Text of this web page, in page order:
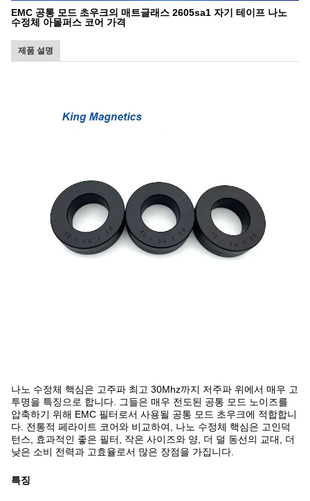
EMC 공통 모드 초우크의 매트글래스 2605sa1 자기 테이프 나노
수정체 아몰퍼스 코어 가격
제품 설명
나노 수정체 핵심은 고주파 최고 30Mhz까지 저주파 위에서 매우 고
투명을 특징으로 합니다. 그들은 매우 전도된 공통 모드 노이즈를
압축하기 위해 EMC 필터로서 사용될 공통 모드 초우크에 적합합니
다. 전통적 페라이트 코어와 비교하여, 나노 수정체 핵심은 고인덕
턴스, 효과적인 좋은 필터, 작은 사이즈와 양, 더 덜 동선의 교대, 더
낮은 소비 전력과 고효율로서 많은 장점을 가집니다.
특징